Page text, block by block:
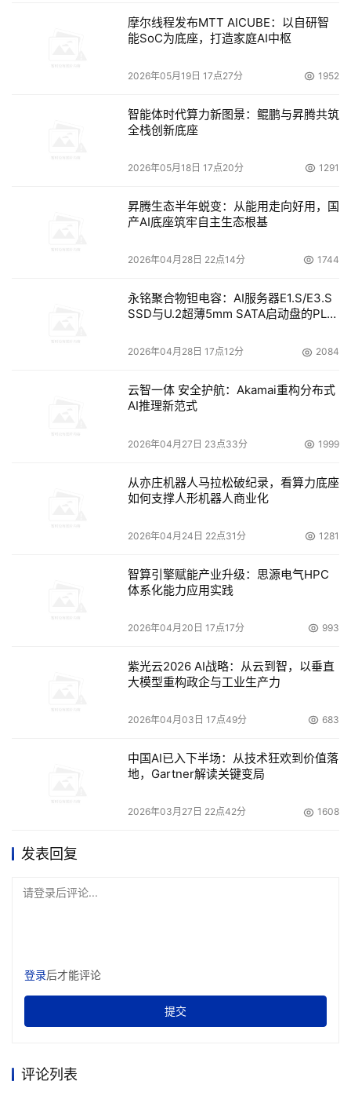
Synopsys、西门子、Rockwell、ABB、SAP、Oracle等欧
美工业软件领域的巨头。
工业软件技术全面发展新时期
第三阶段是从2010年代到现在，工业软件技术发展进入到
了新工业革命时期，工业云平台、工业互联网、工业APP、
SaaS、数字孪生等新型软件和服务模式的出现和应用，实
业软件主要是为了实现工业流程的数字化、智能化和网络
化，如工业云平台可以帮助企业实现云端的数据存储、计
算、分析和服务，工业互联网平台和工业APP可以帮助企业
实现设备、人员、物料等的互联互通和协同作业，数字孪生
可以帮助企业实现虚拟与现实的映射和交互，AI、物联网、
区块链等新技术可以帮助企业实现智能识别、预测、优化和
Predix、MindSphere等，可以实现云端数据存储、计算、
台ThingWorx、UCloud、Predix等，可以实现设备、人
了第一代数字孪生平台3DEXPERIENCE、Simcenter等，
了第一代AI、物联网、区块链等新技术应用平台
可以实现智能识别、预测、优化和创新。
纵观工业软件行业，历经六十多年的发展，全球工业软件已
经形成了相对稳定的行业格局。工业软件大河缓缓向前，无
数浪花起落，偶有大浪涌现。我们仅仅是撷取了其中的几朵
浪花，钩织出一条粗略的流动路径，让读者有一个大致印
象。更详细的工业软件“浪花众生相”，还有待业内专业人士
【本文作者： /赵敏（走向智能研究院院长） 郎燕（PTC中
摩尔线程发布MTT AICUBE：以自研智
能SoC为底座，打造家庭AI中枢
2026年05月19日 17点27分 1952
智能体时代算力新图景：鲲鹏与昇腾共筑
全栈创新底座
2026年05月18日 17点20分 1291
昇腾生态半年蜕变：从能用走向好用，国
产AI底座筑牢自主生态根基
2026年04月28日 22点14分 1744
永铭聚合物钽电容：AI服务器E1.S/E3.S
SSD与U.2超薄5mm SATA启动盘的PLP
2026年04月28日 17点12分 2084
云智一体 安全护航：Akamai重构分布式
AI推理新范式
2026年04月27日 23点33分 1999
从亦庄机器人马拉松破纪录，看算力底座
如何支撑人形机器人商业化
2026年04月24日 22点31分 1281
智算引擎赋能产业升级：思源电气HPC
体系化能力应用实践
2026年04月20日 17点17分 993
紫光云2026 AI战略：从云到智，以垂直
大模型重构政企与工业生产力
2026年04月03日 17点49分 683
中国AI已入下半场：从技术狂欢到价值落
地，Gartner解读关键变局
2026年03月27日 22点42分 1608
发表回复
请登录后评论...
登录后才能评论
提交
评论列表